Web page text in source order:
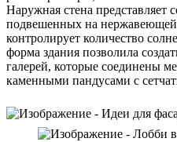
Наружная стена представляет
подвешенных на нержавеющей
контролирует количество
форма здания позволила
галерей, которые соединены
каменными пандусами с